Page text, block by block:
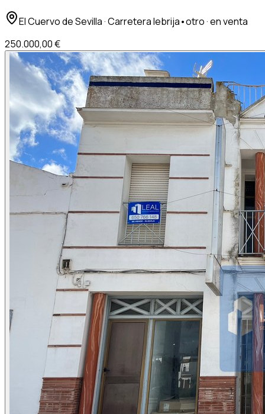
El Cuervo de Sevilla· Carretera lebrija•otro· en venta
250.000,00 €